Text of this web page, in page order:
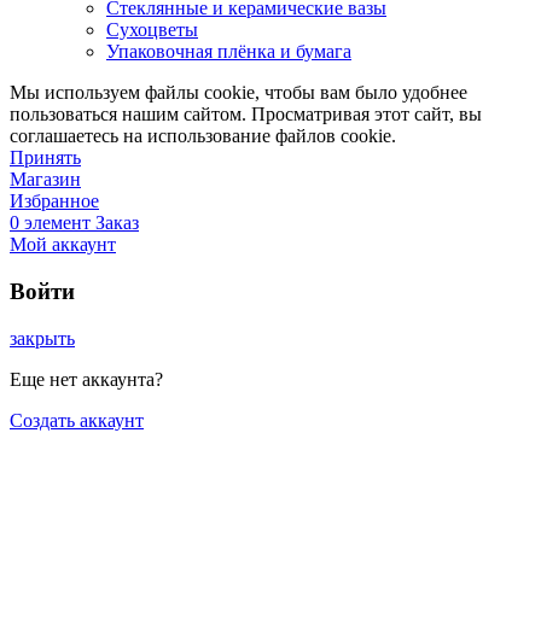
Стеклянные и керамические вазы
Сухоцветы
Упаковочная плёнка и бумага
Мы используем файлы cookie, чтобы вам было удобнее
пользоваться нашим сайтом. Просматривая этот сайт, вы
соглашаетесь на использование файлов cookie.
Принять
Магазин
Избранное
0 элемент Заказ
Мой аккаунт
Войти
закрыть
Еще нет аккаунта?
Создать аккаунт